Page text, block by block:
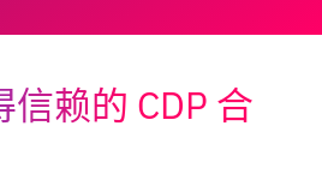
赖的 CDP 合